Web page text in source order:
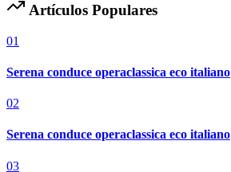
Artículos Populares
01
Serena conduce operaclassica eco italiano
02
Serena conduce operaclassica eco italiano
03